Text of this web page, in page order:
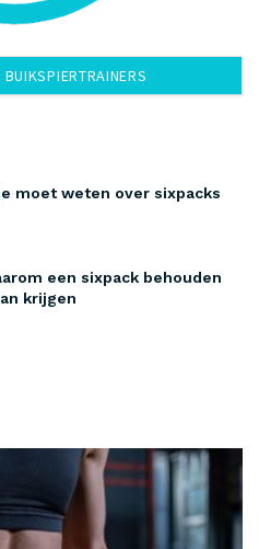
moet weten over sixpacks
een sixpack behouden
krijgen